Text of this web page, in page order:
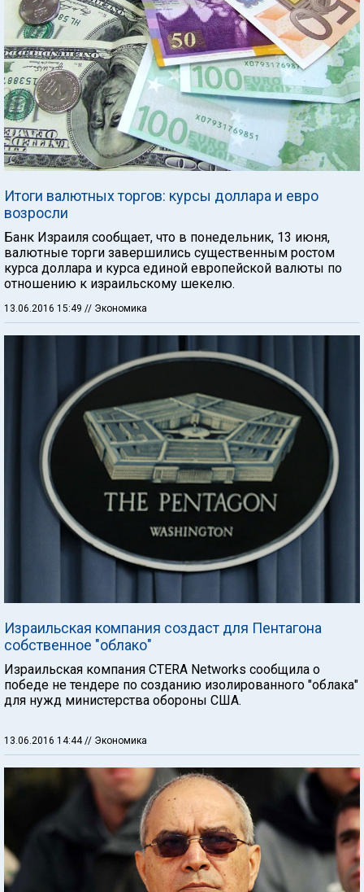
Итоги валютных торгов: курсы доллара и евро
возросли
Банк Израиля сообщает, что в понедельник, 13 июня,
валютные торги завершились существенным ростом
курса доллара и курса единой европейской валюты по
отношению к израильскому шекелю.
13.06.2016 15:49 // Экономика
Израильская компания создаст для Пентагона
собственное "облако"
Израильская компания CTERA Networks сообщила о
победе не тендере по созданию изолированного "облака"
для нужд министерства обороны США.
13.06.2016 14:44 // Экономика